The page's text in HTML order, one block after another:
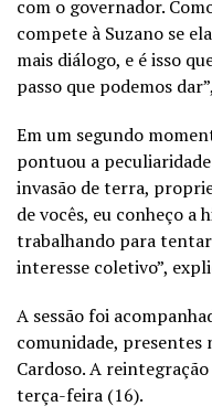
com o governador.
compete à Suzano se
mais diálogo, e é isso
passo que podemos
Em um segundo
pontuou a
invasão de terra,
de vocês, eu conheço a
trabalhando para
interesse coletivo”,
A sessão foi
comunidade, presentes
Cardoso. A
terça-feira (16).